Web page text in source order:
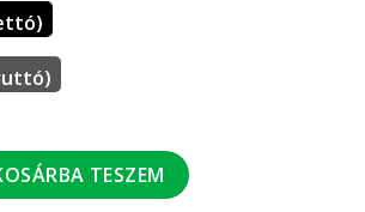
Alu 80/125 87° Talpas könyök mennyiség
TESZEM